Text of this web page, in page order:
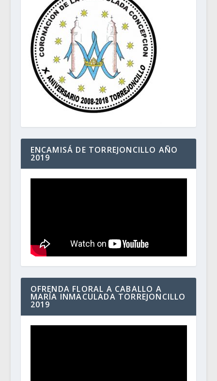
ENCAMISÁ DE TORREJONCILLO AÑO
2019
OFRENDA FLORAL A CABALLO A
MARÍA INMACULADA TORREJONCILLO
2019